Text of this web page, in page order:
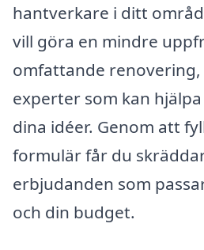
hantverkare i ditt
vill göra en mindre
omfattande
experter som kan
dina idéer. Genom att
formulär får du
erbjudanden som
och din budget.